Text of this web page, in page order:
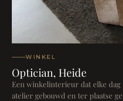
WINKEL
Optician, Heide
Een winkelinterieur dat elke
atelier gebouwd en ter plaatse